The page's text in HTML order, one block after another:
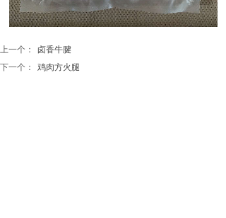
上一个：
卤香牛腱
下一个：
鸡肉方火腿